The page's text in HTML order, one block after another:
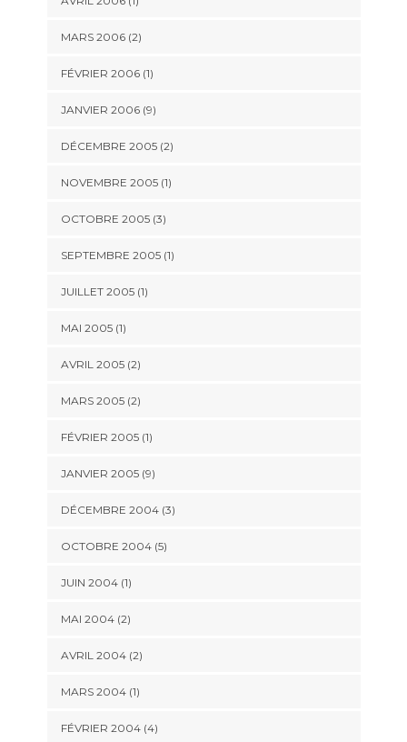
MARS 2006 (2)
FÉVRIER 2006 (1)
JANVIER 2006 (9)
DÉCEMBRE 2005 (2)
NOVEMBRE 2005 (1)
OCTOBRE 2005 (3)
SEPTEMBRE 2005 (1)
JUILLET 2005 (1)
MAI 2005 (1)
AVRIL 2005 (2)
MARS 2005 (2)
FÉVRIER 2005 (1)
JANVIER 2005 (9)
DÉCEMBRE 2004 (3)
OCTOBRE 2004 (5)
JUIN 2004 (1)
MAI 2004 (2)
AVRIL 2004 (2)
MARS 2004 (1)
FÉVRIER 2004 (4)